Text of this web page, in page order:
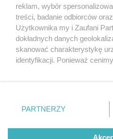
W Bytomiu
Droneland
Nie zapomnij
zapoznać się z:
polityką prywatności
Twojemiasto
Piekary Śląskie
Chorzów
Tarnowskie Góry
Gliwice
reklam, wybór
treści, badanie odbiorców
Użytkownika my i Zaufani
dokładnych danych
skanować charakterystykę
identyfikacji. Ponieważ
prywatności znajdujący się w
. Niektóre rodzaje
zgody użytkownika, ale
takiemu przetwarzaniu.
PARTNERZY